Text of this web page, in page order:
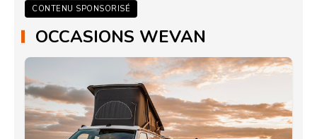
CONTENU SPONSORISÉ
OCCASIONS WEVAN